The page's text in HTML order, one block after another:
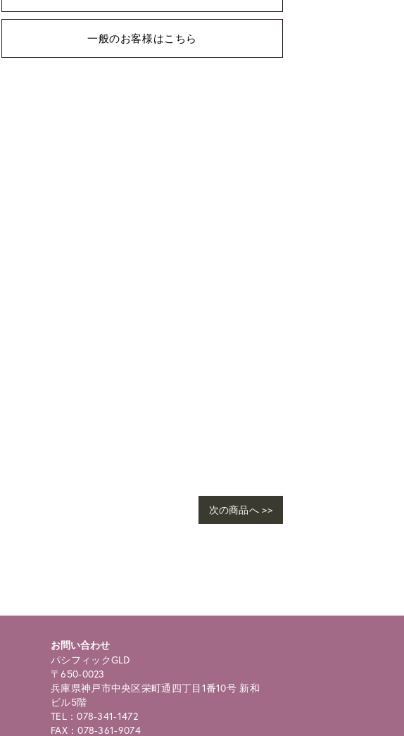
一般のお客様はこちら
次の商品へ >>
お問い合わせ
パシフィックGLD
〒650-0023
兵庫県神戸市中央区栄町通四丁目1番10号 新和
ビル5階
TEL：078-341-1472
FAX：078-361-9074